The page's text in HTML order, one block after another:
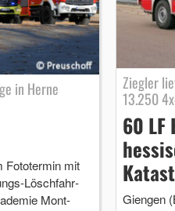
in Herne
Fototermin mit
Löschfahr­
Mont-
Ziegler
13.250
60 LF
Giengen